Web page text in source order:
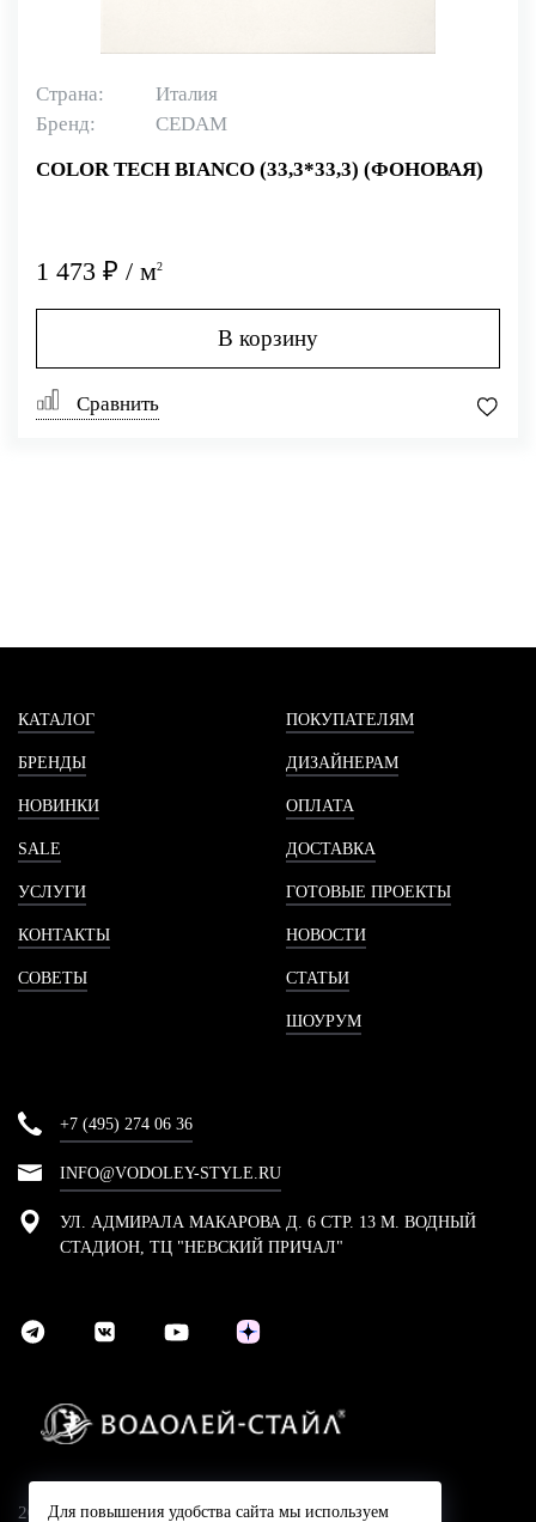
Страна:
Италия
Бренд:
CEDAM
COLOR TECH BIANCO (33,3*33,3) (ФОНОВАЯ)
1 473 ₽ / м2
В корзину
Сравнить
КАТАЛОГ
БРЕНДЫ
НОВИНКИ
SALE
УСЛУГИ
КОНТАКТЫ
СОВЕТЫ
ПОКУПАТЕЛЯМ
ДИЗАЙНЕРАМ
ОПЛАТА
ДОСТАВКА
ГОТОВЫЕ ПРОЕКТЫ
НОВОСТИ
СТАТЬИ
ШОУРУМ
+7 (495) 274 06 36
INFO@VODOLEY-STYLE.RU
УЛ. АДМИРАЛА МАКАРОВА Д. 6 СТР. 13 М. ВОДНЫЙ
СТАДИОН, ТЦ "НЕВСКИЙ ПРИЧАЛ"
2024 © Компания Водолей-Cтайл
Для повышения удобства сайта мы используем